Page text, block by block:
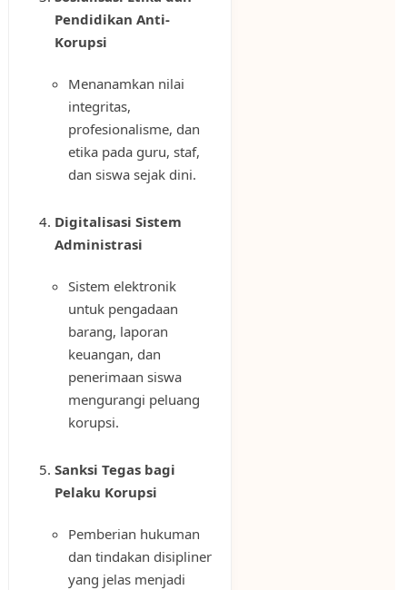
Pendidikan Anti-
Korupsi
Menanamkan nilai
integritas,
profesionalisme, dan
etika pada guru, staf,
dan siswa sejak dini.
Digitalisasi Sistem
Administrasi
Sistem elektronik
untuk pengadaan
barang, laporan
keuangan, dan
penerimaan siswa
mengurangi peluang
korupsi.
Sanksi Tegas bagi
Pelaku Korupsi
Pemberian hukuman
dan tindakan disipliner
yang jelas menjadi